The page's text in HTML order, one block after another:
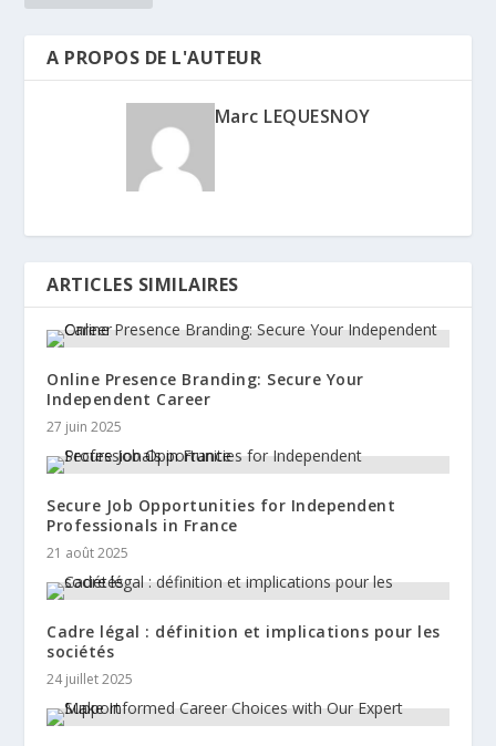
A PROPOS DE L'AUTEUR
Marc LEQUESNOY
ARTICLES SIMILAIRES
Online Presence Branding: Secure Your
Independent Career
27 juin 2025
Secure Job Opportunities for Independent
Professionals in France
21 août 2025
Cadre légal : définition et implications pour les
sociétés
24 juillet 2025